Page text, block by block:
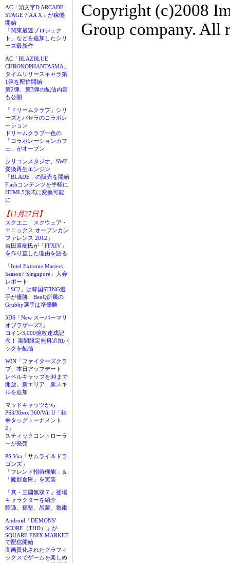
AC「頭文字D ARCADE
STAGE 7 AA X」が稼働
開始
「関東最速プロジェク
ト」などを追加したシリ
ーズ最新作
AC「BLAZBLUE
CHRONOPHANTASMA」
タイムリリースキャラ第
1弾を配信開始
第2弾、第3弾の配信内容
も公開
「ドリームクラブ」シリ
ーズとパセラのコラボレ
ーション
ドリームクラブ一色の
「コラボレーションカフ
ェ」がオープン
シリコンスタジオ、SWF
変換再生エンジン
「BLADE」の販売を開始
Flashコンテンツを手軽に
HTML5形式に変換可能
に
【11月27日】
スクエニ「スクウェア・
エニックス オープンカン
ファレンス 2012」
吉田直樹氏が「FFXIV」
を作り直した理由を語る
「Intel Extreme Masters
Season7 Singapore」大会
レポート
「SC2」は韓国STING選
手が優勝、BenQ所属の
Grubby選手は準優勝
3DS「New スーパーマリ
オブラザーズ2」
コイン3,000億枚達成記
念！ 期間限定無料追加パ
ックを配信
WIN「ファイターズクラ
ブ」本日アップデート
レベルキャップを30まで
開放。新エリア、新スキ
ルを追加
マッドキャッツから
PS3/Xbox 360/Wii U「鉄
拳タッグトーナメント
2」
スティックコントローラ
ーが発売
PS Vita「サムライ＆ドラ
ゴンズ」
「フレンド招待機能」＆
「魔獣倉庫」を実装
「真・三國無双７」登場
キャラクターを紹介
陸遜、孫堅、呂蒙、魯粛
Android「DEMONS'
SCORE（THD）」が
SQUARE ENIX MARKET
で配信開始
高画質化されたグラフィ
ックスでゲームを楽しめ
Copyright (c)2008
Group company. All